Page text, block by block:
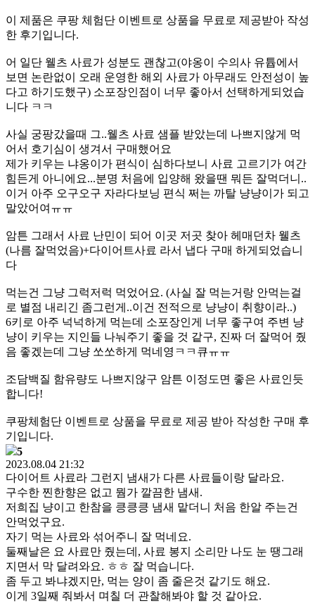
이 제품은 쿠팡 체험단 이벤트로 상품을 무료로 제공받아 작성
한 후기입니다.
어 일단 웰츠 사료가 성분도 괜찮고(야옹이 수의사 유튭에서
보면 논란없이 오래 운영한 해외 사료가 아무래도 안전성이 높
다고 하기도했구) 소포장인점이 너무 좋아서 선택하게되었습
니다 ㅋㅋ
사실 궁팡갔을때 그..웰츠 사료 샘플 받았는데 나쁘지않게 먹
어서 호기심이 생겨서 구매했어요
제가 키우는 냐옹이가 편식이 심하다보니 사료 고르기가 여간
힘든게 아니에요...분명 처음에 입양해 왔을땐 뭐든 잘먹더니..
이거 아주 오구오구 자라다보닝 편식 쩌는 까탈 냥냥이가 되고
말았어여ㅠㅠ
암튼 그래서 사료 난민이 되어 이곳 저곳 찾아 헤매던차 웰츠
(나름 잘먹었음)+다이어트사료 라서 냅다 구매 하게되었습니
다
먹는건 그냥 그럭저럭 먹었어요. (사실 잘 먹는거랑 안먹는걸
로 별점 내리긴 좀그런게..이건 전적으로 냥냥이 취향이라..)
6키로 아주 넉넉하게 먹는데 소포장인게 너무 좋구여 주변 냥
냥이 키우는 지인들 나눠주기 좋을 것 같구, 진짜 더 잘먹어 줬
음 좋겠는데 그냥 쏘쏘하게 먹네영ㅋㅋ큐ㅠㅠ
조담백질 함유량도 나쁘지않구 암튼 이정도면 좋은 사료인듯
합니다!
쿠팡체험단 이벤트로 상품을 무료로 제공 받아 작성한 구매 후
기입니다.
5
2023.08.04 21:32
다이어트 사료라 그런지 냄새가 다른 사료들이랑 달라요.
구수한 찐한향은 없고 뭠가 깔끔한 냄새.
저희집 냥이고 한참을 킁킁킁 냄새 맡더니 처음 한알 주는건
안먹었구요.
자기 먹는 사료와 섞어주니 잘 먹네요.
둘째날은 요 사료만 줬는데, 사료 봉지 소리만 나도 눈 땡그래
지면서 막 달려와요. ㅎㅎ 잘 먹습니다.
좀 두고 봐냐겠지만, 먹는 양이 좀 줄은것 같기도 해요.
이게 3일째 줘봐서 며칠 더 관찰해봐야 할 것 같아요.